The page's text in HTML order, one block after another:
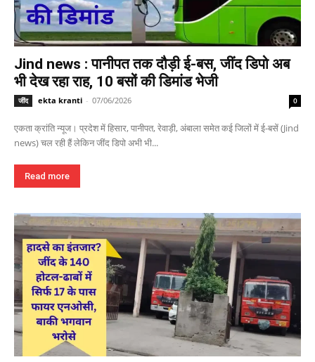
Jind news : पानीपत तक दौड़ी ई-बस, जींद डिपो अब
भी देख रहा राह, 10 बसों की डिमांड भेजी
जींद ekta kranti - 07/06/2026 0
एकता क्रांति न्यूज। प्रदेश में हिसार, पानीपत, रेवाड़ी, अंबाला समेत कई जिलों में ई-बसें (Jind
news) चल रही हैं लेकिन जींद डिपो अभी भी...
Read more